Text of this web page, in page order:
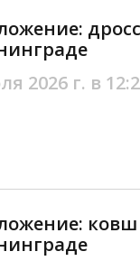
2026 г. в